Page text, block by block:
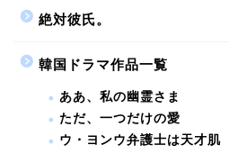
絶対彼氏。
韓国ドラマ作品一覧
ああ、私の幽霊さま
ただ、一つだけの愛
ウ・ヨンウ弁護士は天才肌